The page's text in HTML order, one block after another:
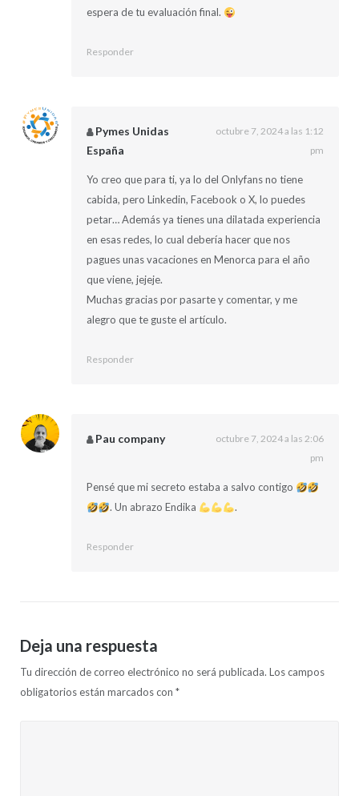
espera de tu evaluación final.
Responder
Pymes Unidas
España
octubre 7, 2024 a las 1:12
pm
Yo creo que para ti, ya lo del Onlyfans no tiene
cabida, pero Linkedin, Facebook o X, lo puedes
petar… Además ya tienes una dilatada experiencia
en esas redes, lo cual debería hacer que nos
pagues unas vacaciones en Menorca para el año
que viene, jejeje.
Muchas gracias por pasarte y comentar, y me
alegro que te guste el artículo.
Responder
Pau company
octubre 7, 2024 a las 2:06
pm
Pensé que mi secreto estaba a salvo contigo
. Un abrazo Endika
.
Responder
Deja una respuesta
Tu dirección de correo electrónico no será publicada. Los campos
obligatorios están marcados con *